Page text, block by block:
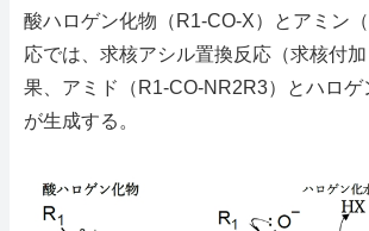
酸ハロゲン化物（R1-CO-X）とアミン
応では、求核アシル置換反応（求核付
果、アミド（R1-CO-NR2R3）とハロゲ
が生成する。